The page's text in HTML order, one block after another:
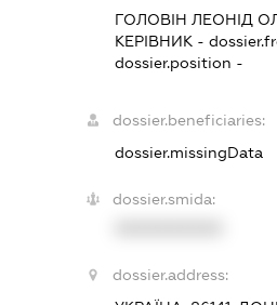
ГОЛОВІН ЛЕОНІД
КЕРІВНИК -
dossier.position -
dossier.beneficiaries:
dossier.missingData
dossier.smida:
dossier.address: